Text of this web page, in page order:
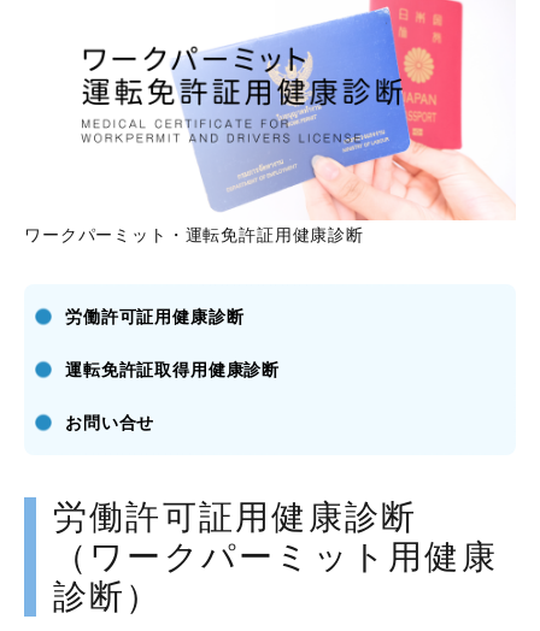
ワークパーミット・運転免許証用健康診断
労働許可証用健康診断
運転免許証取得用健康診断
お問い合せ
労働許可証用健康診断
（ワークパーミット用健康
診断）